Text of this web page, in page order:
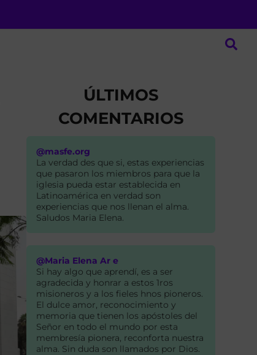
ÚLTIMOS
COMENTARIOS
@masfe.org
La verdad des que si, estas experiencias
que pasaron los miembros para que la
iglesia pueda estar establecida en
Latinoamérica en verdad son
experiencias que nos llenan el alma.
Saludos Maria Elena.
@Maria Elena Ar e
Si hay algo que aprendí, es a ser
agradecida y honrar a estos 1ros
misioneros y a los fieles hnos pioneros.
El dulce amor, reconocimiento y
memoria que tienen los apóstoles del
Señor en todo el mundo por esta
membresía pionera, reconforta nuestra
alma. Sin duda son llamados por Dios.